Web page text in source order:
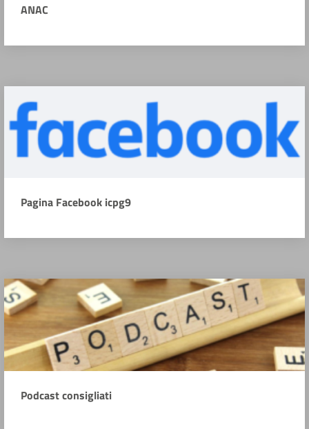
ANAC
Pagina Facebook icpg9
Podcast consigliati